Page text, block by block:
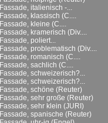
Fassade, italienisch -...
Fassade, klassisch (C....
Fassade, kleine (C....
Fassade, kramerisch (Div....
Fassade, poliert...
Fassade, problematisch (Div....
Fassade, romanisch (C....
Fassade, sachlich (C....
Fassade, schweizerisch?...
Fassade, schweizerisch?...
Fassade, schöne (Reuter)
Fassade, sehr große (Reuter)
Fassade, sehr klein (JURI)
Fassade, spanische (Reuter)